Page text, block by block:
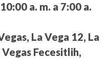
10:00 a. m. a 7:00 a.
La Vega 12, La
Fecesitlih,